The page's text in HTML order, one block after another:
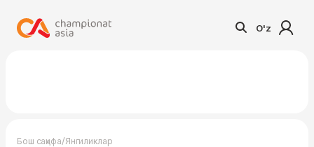
O'z
Бош саҳифа/Янгиликлар